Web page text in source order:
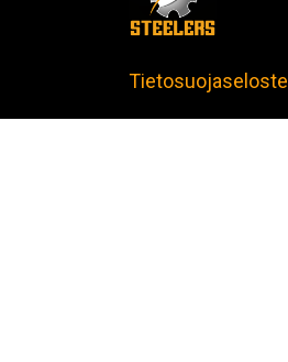
Tietosuojaseloste